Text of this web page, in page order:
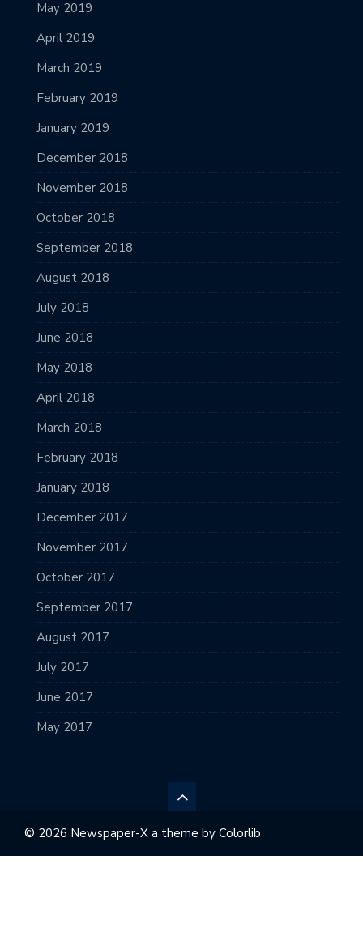
May 2019
April 2019
March 2019
February 2019
January 2019
December 2018
November 2018
October 2018
September 2018
August 2018
July 2018
June 2018
May 2018
April 2018
March 2018
February 2018
January 2018
December 2017
November 2017
October 2017
September 2017
August 2017
July 2017
June 2017
May 2017
© 2026 Newspaper-X a theme by Colorlib